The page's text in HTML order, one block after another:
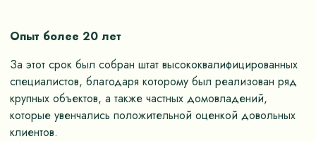
Опыт более 20 лет
За этот срок был собран штат высококвалифицированных
специалистов, благодаря которому был реализован ряд
крупных объектов, а также частных домовладений,
которые увенчались положительной оценкой довольных
клиентов.